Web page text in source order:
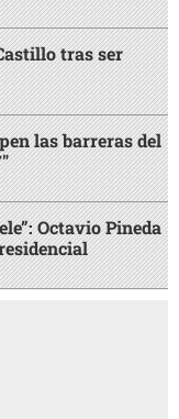
tras ser
las barreras del
Octavio Pineda